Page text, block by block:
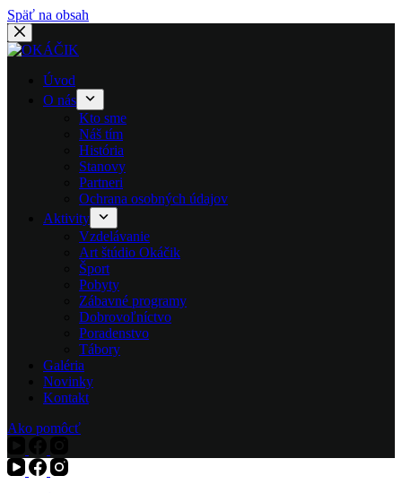
Späť na obsah
Úvod
O nás
Kto sme
Náš tím
História
Stanovy
Partneri
Ochrana osobných údajov
Aktivity
Vzdelávanie
Art štúdio Okáčik
Šport
Pobyty
Zábavné programy
Dobrovoľníctvo
Poradenstvo
Tábory
Galéria
Novinky
Kontakt
Ako pomôcť